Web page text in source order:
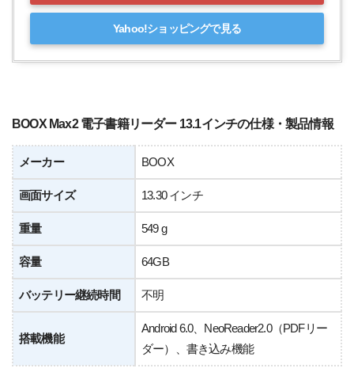
Yahoo!ショッピングで見る
BOOX Max2 電子書籍リーダー 13.1インチの仕様・製品情報
メーカー BOOX
画面サイズ 13.30 インチ
重量 549 g
容量 64GB
バッテリー継続時間 不明
搭載機能
Android 6.0、NeoReader2.0（PDFリー
ダー）、書き込み機能